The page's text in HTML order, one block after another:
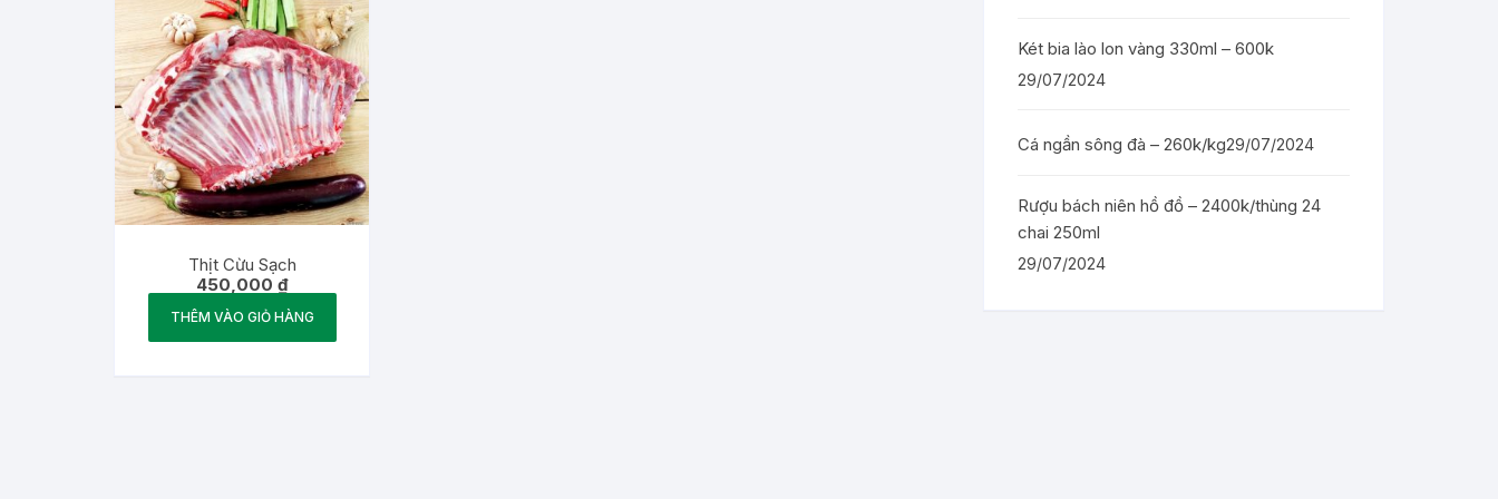
Thịt Cừu Sạch
450,000 ₫
THÊM VÀO GIỎ HÀNG
Két bia lào lon vàng 330ml – 600k
29/07/2024
Cá ngần sông đà – 260k/kg29/07/2024
Rượu bách niên hồ đồ – 2400k/thùng 24
chai 250ml
29/07/2024